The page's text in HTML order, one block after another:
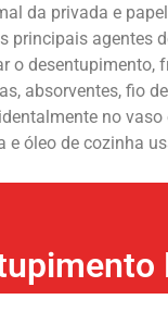
da privada e
principais agentes
o desentupimento,
absorventes, fio
no vaso
e óleo de cozinha